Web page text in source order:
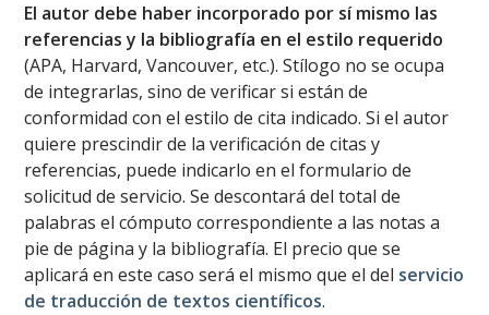
El autor debe haber incorporado por sí mismo las
referencias y la bibliografía en el estilo requerido
(APA, Harvard, Vancouver, etc.). Stílogo no se ocupa
de integrarlas, sino de verificar si están de
conformidad con el estilo de cita indicado. Si el autor
quiere prescindir de la verificación de citas y
referencias, puede indicarlo en el formulario de
solicitud de servicio. Se descontará del total de
palabras el cómputo correspondiente a las notas a
pie de página y la bibliografía. El precio que se
aplicará en este caso será el mismo que el del servicio
de traducción de textos científicos.